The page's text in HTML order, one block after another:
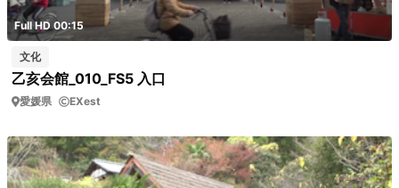
Full HD 00:15
文化
乙亥会館_010_FS5 入口
愛媛県 EXest